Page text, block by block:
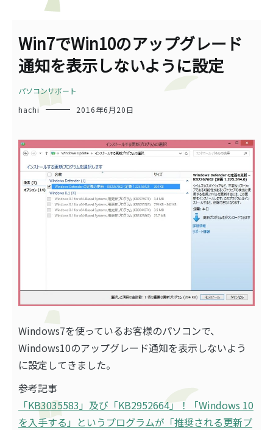
Win7でWin10のアップグレード
通知を表示しないように設定
パソコンサポート
hachi
2016年6月20日
Windows7を使っているお客様のパソコンで、
Windows10のアップグレード通知を表示しないよう
に設定してきました。
参考記事
「KB3035583」及び「KB2952664」！「Windows 10
を入手する」というプログラムが「推奨される更新プ